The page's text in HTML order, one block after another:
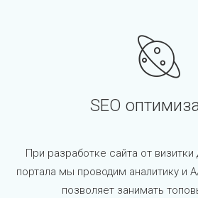
SEO
При разработке сайта от
портала мы проводим аналитику и
позволяет занимать